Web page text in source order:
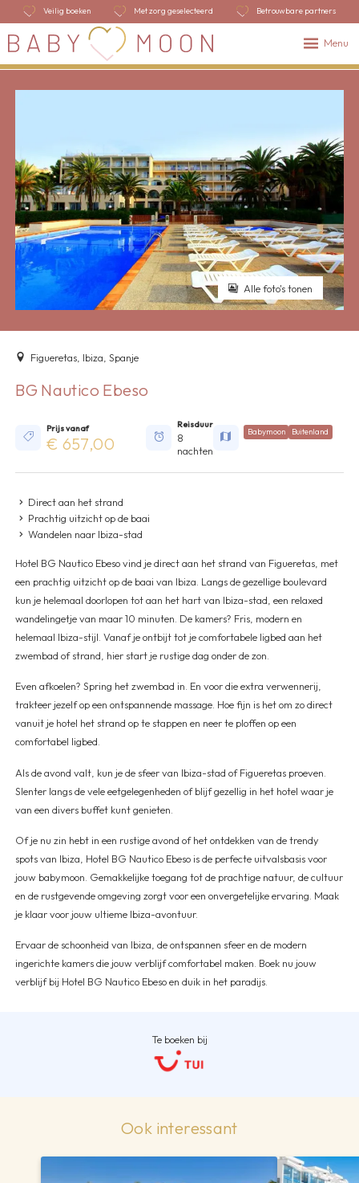
Veilig boeken Met zorg geselecteerd Betrouwbare partners
Menu
Alle foto's tonen
Figueretas, Ibiza, Spanje
BG Nautico Ebeso
Prijs vanaf
€ 657,00
Reisduur
8
nachten
Babymoon Buitenland
Direct aan het strand
Prachtig uitzicht op de baai
Wandelen naar Ibiza-stad
Hotel BG Nautico Ebeso vind je direct aan het strand van Figueretas, met
een prachtig uitzicht op de baai van Ibiza. Langs de gezellige boulevard
kun je helemaal doorlopen tot aan het hart van Ibiza-stad, een relaxed
wandelingetje van maar 10 minuten. De kamers? Fris, modern en
helemaal Ibiza-stijl. Vanaf je ontbijt tot je comfortabele ligbed aan het
zwembad of strand, hier start je rustige dag onder de zon.
Even afkoelen? Spring het zwembad in. En voor die extra verwennerij,
trakteer jezelf op een ontspannende massage. Hoe fijn is het om zo direct
vanuit je hotel het strand op te stappen en neer te ploffen op een
comfortabel ligbed.
Als de avond valt, kun je de sfeer van Ibiza-stad of Figueretas proeven.
Slenter langs de vele eetgelegenheden of blijf gezellig in het hotel waar je
van een divers buffet kunt genieten.
Of je nu zin hebt in een rustige avond of het ontdekken van de trendy
spots van Ibiza, Hotel BG Nautico Ebeso is de perfecte uitvalsbasis voor
jouw babymoon. Gemakkelijke toegang tot de prachtige natuur, de cultuur
en de rustgevende omgeving zorgt voor een onvergetelijke ervaring. Maak
je klaar voor jouw ultieme Ibiza-avontuur.
Ervaar de schoonheid van Ibiza, de ontspannen sfeer en de modern
ingerichte kamers die jouw verblijf comfortabel maken. Boek nu jouw
verblijf bij Hotel BG Nautico Ebeso en duik in het paradijs.
Te boeken bij
Ook interessant